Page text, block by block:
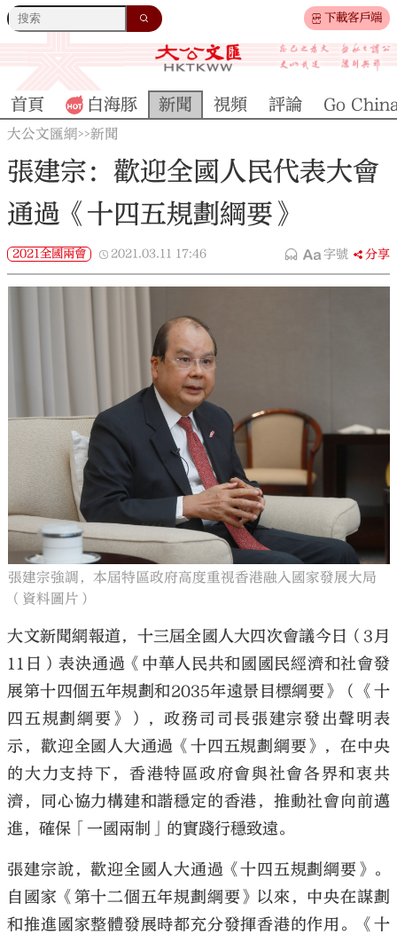
下載客戶端
大公文匯
首頁 白海豚 新聞 視頻 評論 Go
大公文匯網>>新聞
張建宗：歡迎全國人民代表大會
通過《十四五規劃綱要》
2021全國兩會 2021.03.11 17:46 字號 分享
張建宗強調，本屆特區政府高度重視香港融入國家發展大局
（資料圖片）
大文新聞網報道，十三屆全國人大四次會議今日（3月
11日）表決通過《中華人民共和國國民經濟和社會發
展第十四個五年規劃和2035年遠景目標綱要》（《十
四五規劃綱要》），政務司司長張建宗發出聲明表
示，歡迎全國人大通過《十四五規劃綱要》，在中央
的大力支持下，香港特區政府會與社會各界和衷共
濟，同心協力構建和諧穩定的香港，推動社會向前邁
進，確保「一國兩制」的實踐行穩致遠。
張建宗說，歡迎全國人大通過《十四五規劃綱要》。
自國家《第十二個五年規劃綱要》以來，中央在謀劃
和推進國家整體發展時都充分發揮香港的作用。《十